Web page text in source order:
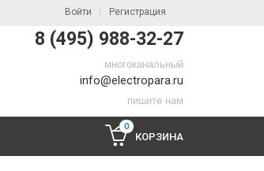
Войти Регистрация
8 (495) 988-32-27
многоканальный
info@electropara.ru
пишите нам
0
КОРЗИНА